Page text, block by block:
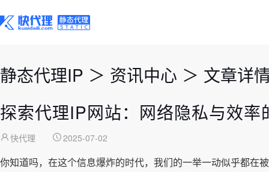
静态代理IP ＞ 资讯中心 ＞ 文章详
探索代理IP网站：网络隐私与效率
快代理 2025-07-02
你知道吗，在这个信息爆炸的时代，我们的一举一动似乎都在